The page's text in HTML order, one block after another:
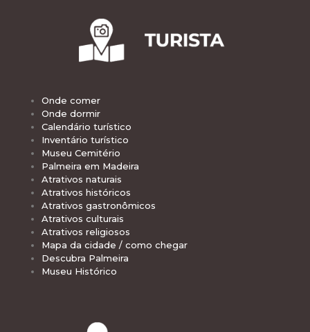
Onde comer
Onde dormir
Calendário turístico
Inventário turístico
Museu Cemitério
Palmeira em Madeira
Atrativos naturais
Atrativos históricos
Atrativos gastronômicos
Atrativos culturais
Atrativos religiosos
Mapa da cidade / como chegar
Descubra Palmeira
Museu Histórico